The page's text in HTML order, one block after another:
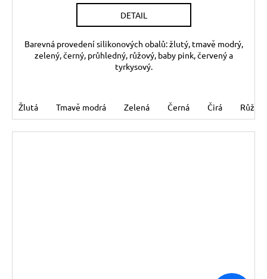
DETAIL
Barevná provedení silikonových obalů: žlutý, tmavě modrý,
zelený, černý, průhledný, růžový, baby pink, červený a
tyrkysový.
Žlutá Tmavě modrá Zelená Černá Čirá Růžová